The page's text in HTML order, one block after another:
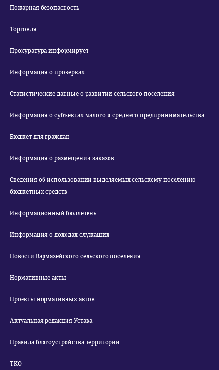
Пожарная безопасность
Торговля
Прокуратура информирует
Информация о проверках
Статистические данные о развитии сельского поселения
Информация о субъектах малого и среднего предпринимательства
Бюджет для граждан
Информация о размещении заказов
Сведения об использовании выделяемых сельскому поселению
бюджетных средств
Информационный бюллетень
Информация о доходах служащих
Новости Вармазейского сельского поселения
Нормативные акты
Проекты нормативных актов
Актуальная редакция Устава
Правила благоустройства территории
ТКО